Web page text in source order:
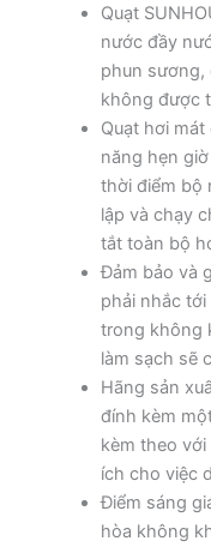
Quạt
nước đầy
phun sương,
không được
Quạt hơi
năng hẹn
thời điểm bộ
lập và chạy
tắt toàn bộ
Đảm bảo và
phải nhắc
trong không
làm sạch sẽ
Hãng sản
đính kèm
kèm theo
ích cho việc
Điểm sáng
hòa không